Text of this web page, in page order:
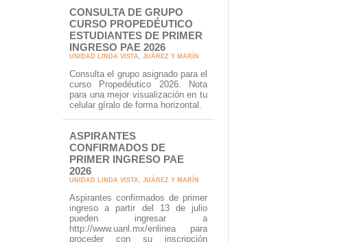
CONSULTA DE GRUPO
CURSO PROPEDÉUTICO
ESTUDIANTES DE PRIMER
INGRESO PAE 2026
UNIDAD LINDA VISTA, JUÁREZ Y MARÍN
Consulta el grupo asignado para el
curso Propedéutico 2026. Nota
para una mejor visualización en tu
celular gíralo de forma horizontal.
ASPIRANTES
CONFIRMADOS DE
PRIMER INGRESO PAE
2026
UNIDAD LINDA VISTA, JUÁREZ Y MARÍN
Aspirantes confirmados de primer
ingreso a partir del 13 de julio
pueden ingresar a
http://www.uanl.mx/enlinea para
proceder con su inscripción